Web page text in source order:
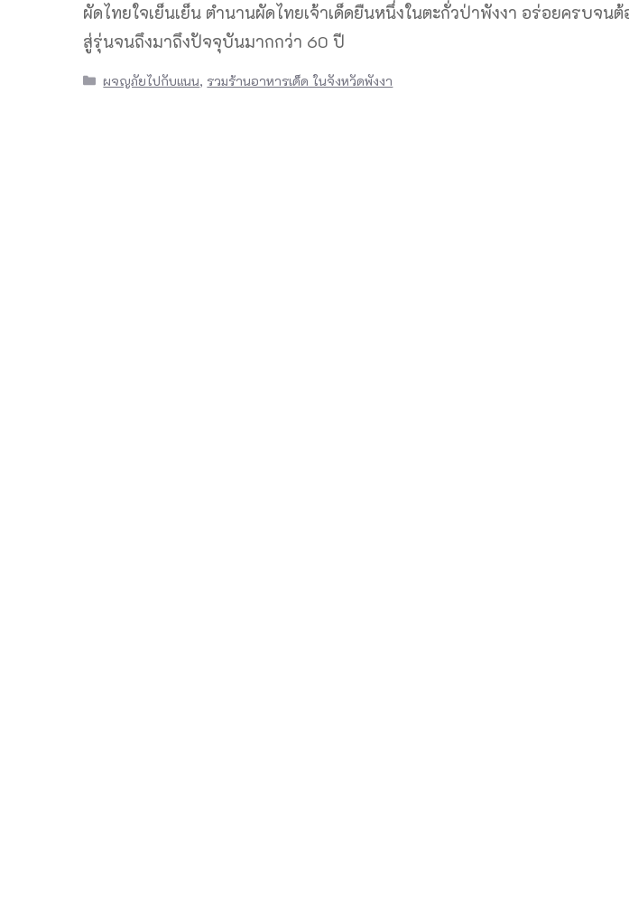
ผัดไทยใจเย็นเย็น ตำนานผัดไทยเจ้าเด็ดยืนหนึ่งในตะกั่วป่าพังงา อร่อยครบจ
สู่รุ่นจนถึงมาถึงปัจจุบันมากกว่า 60 ปี
Categories
ผจญภัยไปกับแนน, รวมร้านอาหารเด็ด ในจังหวัดพังงา